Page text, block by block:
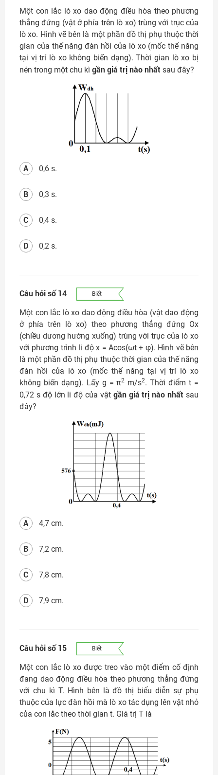
Một con lắc lò xo dao động điều hòa theo phương
thẳng đứng (vật ở phía trên lò xo) trùng với trục của
lò xo. Hình vẽ bên là một phần đồ thị phụ thuộc thời
gian của thế năng đàn hồi của lò xo (mốc thế năng
tại vị trí lò xo không biến dạng). Thời gian lò xo bị
nén trong một chu kì gần giá trị nào nhất sau đây?
0,6 s.
A
0,3 s.
B
0,4 s.
C
0,2 s.
D
Câu hỏi số 14 Biết
Một con lắc lò xo dao động điều hòa (vật dao động
ở phía trên lò xo) theo phương thẳng đứng Ox
(chiều dương hướng xuống) trùng với trục của lò xo
với phương trình li độ x = Acos(ωt + φ). Hình vẽ bên
là một phần đồ thị phụ thuộc thời gian của thế năng
đàn hồi của lò xo (mốc thế năng tại vị trí lò xo
không biến dạng). Lấy g = π2 m/s2. Thời điểm t =
0,72 s độ lớn li độ của vật gần giá trị nào nhất sau
đây?
4,7 cm.
A
7,2 cm.
B
7,8 cm.
C
7,9 cm.
D
Câu hỏi số 15 Biết
Một con lắc lò xo được treo vào một điểm cố định
đang dao động điều hòa theo phương thẳng đứng
với chu kì T. Hình bên là đồ thị biểu diễn sự phụ
thuộc của lực đàn hồi mà lò xo tác dụng lên vật nhỏ
của con lắc theo thời gian t. Giá trị T là